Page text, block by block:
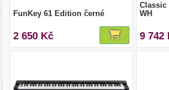
FunKey 61 Edition černé
2 650 Kč
Classic
WH
9 742